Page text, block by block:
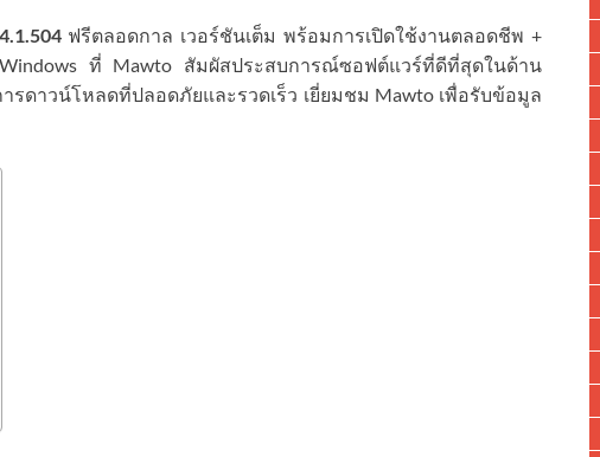
ฟรีตลอดกาล เวอร์ชันเต็ม พร้อมการเปิดใช้งานตลอดชีพ +
ที่ Mawto สัมผัสประสบการณ์ซอฟต์แวร์ที่ดีที่สุดในด้าน
รดาวน์โหลดที่ปลอดภัยและรวดเร็ว เยี่ยมชม Mawto เพื่อรับข้อมูล